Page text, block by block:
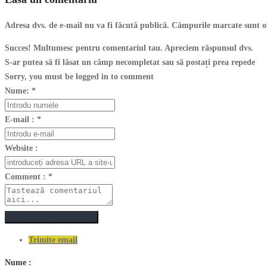
Adresa dvs. de e-mail nu va fi făcută publică. Câmpurile marcate sunt
Succes! Multumesc pentru comentariul tau. Apreciem răspunsul dvs.
S-ar putea să fi lăsat un câmp necompletat sau să postați prea repede
Sorry, you must be logged in to comment
Nume: *
E-mail : *
Website :
Comment : *
Trimite email
Nume :